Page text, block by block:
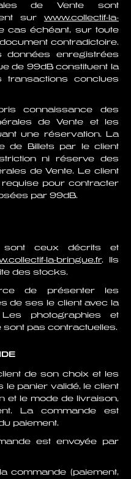
de Vente sont
sur www.collectif-la-
cas échéant, sur toute
contradictoire.
données enregistrées
de 99dB constituent la
transactions conclues
connaissance des
de Vente et les
une réservation. La
de Billets par le client
ni réserve des
de Vente. Le client
pour contracter
par 99dB.
ceux décrits et
la-bringue.fr. Ils
des stocks.
de présenter les
de ses le client avec la
photographies et
sont pas contractuelles.
de son choix et les
le panier validé, le client
et le mode de livraison,
La commande est
paiement.
est envoyée par
commande (paiement,